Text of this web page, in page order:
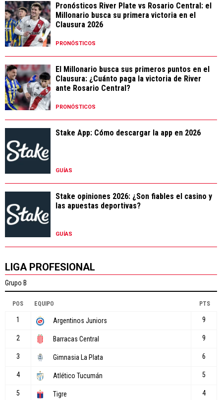
Pronósticos River Plate vs Rosario Central: el
Millonario busca su primera victoria en el
Clausura 2026
PRONÓSTICOS
El Millonario busca sus primeros puntos en el
Clausura: ¿Cuánto paga la victoria de River
ante Rosario Central?
PRONÓSTICOS
Stake App: Cómo descargar la app en 2026
GUÍAS
Stake opiniones 2026: ¿Son fiables el casino y
las apuestas deportivas?
GUÍAS
LIGA PROFESIONAL